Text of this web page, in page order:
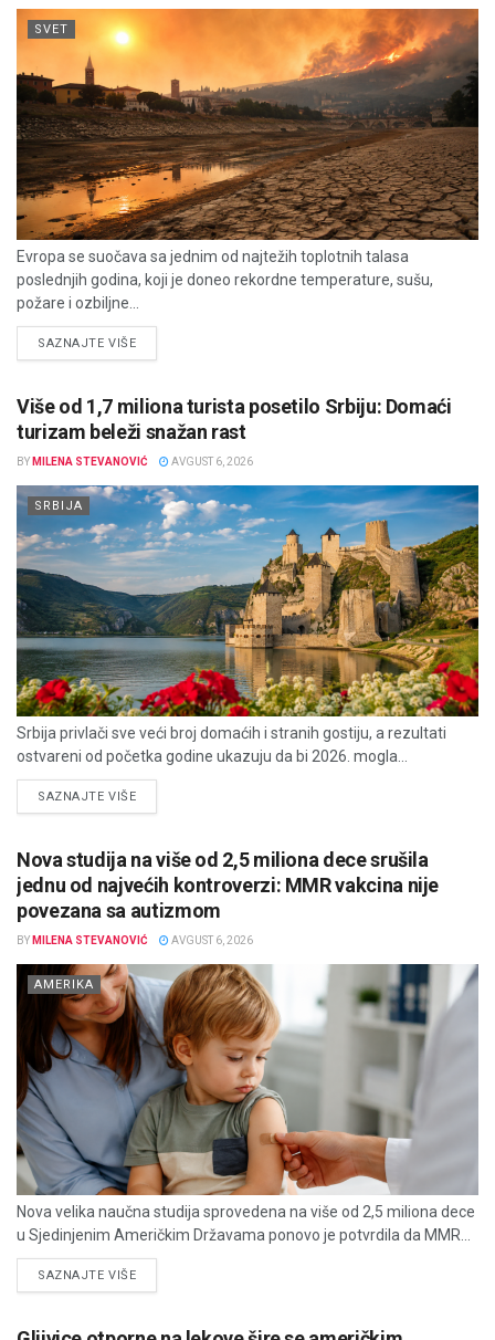
SVET
Evropa se suočava sa jednim od najtežih toplotnih talasa
poslednjih godina, koji je doneo rekordne temperature, sušu,
požare i ozbiljne...
SAZNAJTE VIŠEDETAILS
Više od 1,7 miliona turista posetilo Srbiju: Domaći
turizam beleži snažan rast
BY MILENA STEVANOVIĆ AVGUST 6, 2026
SRBIJA
Srbija privlači sve veći broj domaćih i stranih gostiju, a rezultati
ostvareni od početka godine ukazuju da bi 2026. mogla...
SAZNAJTE VIŠEDETAILS
Nova studija na više od 2,5 miliona dece srušila
jednu od najvećih kontroverzi: MMR vakcina nije
povezana sa autizmom
BY MILENA STEVANOVIĆ AVGUST 6, 2026
AMERIKA
Nova velika naučna studija sprovedena na više od 2,5 miliona dece
u Sjedinjenim Američkim Državama ponovo je potvrdila da MMR...
SAZNAJTE VIŠEDETAILS